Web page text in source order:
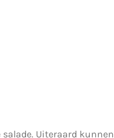
salade. Uiteraard kunnen